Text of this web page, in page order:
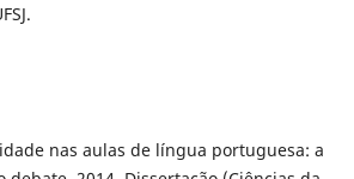
nas aulas de língua portuguesa: a